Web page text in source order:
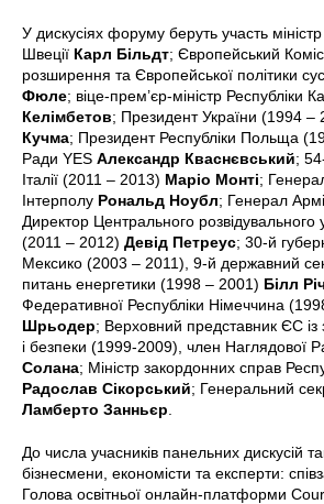
У дискусіях форуму беруть участь
Швеції Карл Більдт; Європейський
розширення та Європейської політики
Фюле; віце-прем’єр-міністр Республіки
Келімбетов; Президент України (1994 –
Кучма; Президент Республіки Польща
Ради YES Александр Кваснєвський;
Італії (2011 – 2013) Маріо Монті;
Інтерполу Рональд Ноубл; Генерал
Директор Центрального
(2011 – 2012) Девід Петреус; 30-й
Мексико (2003 – 2011), 9-й державний
питань енергетики (1998 – 2001) Білл
Федеративної Республіки Німеччина
Шрьодер; Верховний представник ЄС із
і безпеки (1999-2009), член Наглядової
Солана; Міністр закордонних справ
Радослав Сікорський; Генеральний
Ламберто Занньєр
До числа учасників панельних дискусій
бізнесмени, економісти та експерти:
Голова освітньої онлайн-платформи